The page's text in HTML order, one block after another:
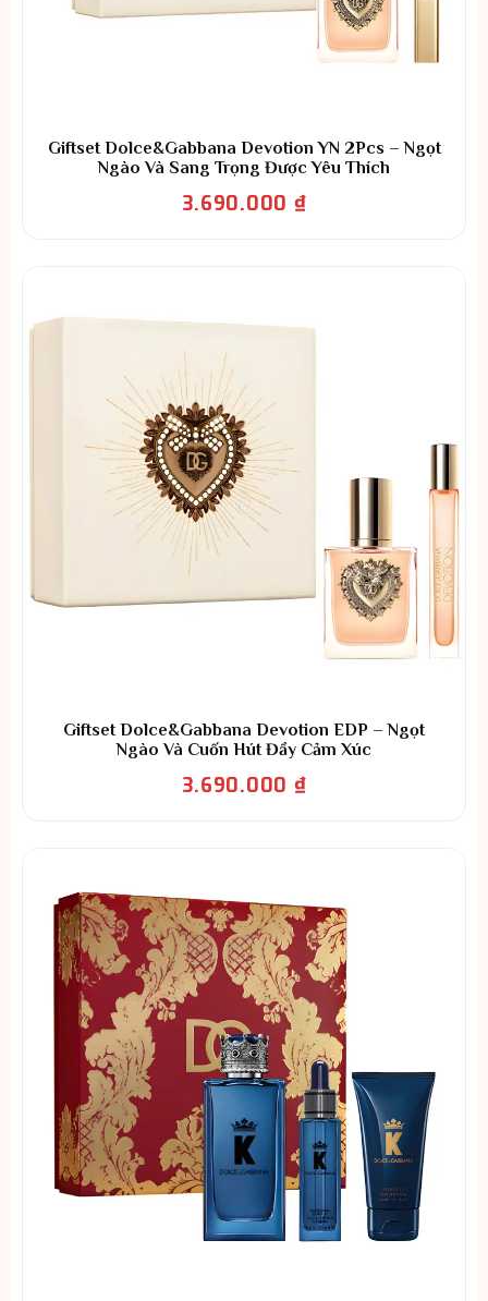
Giftset Dolce&Gabbana Devotion YN 2Pcs – Ngọt
Ngào Và Sang Trọng Được Yêu Thích
3.690.000 ₫
Giftset Dolce&Gabbana Devotion EDP – Ngọt
Ngào Và Cuốn Hút Đầy Cảm Xúc
3.690.000 ₫